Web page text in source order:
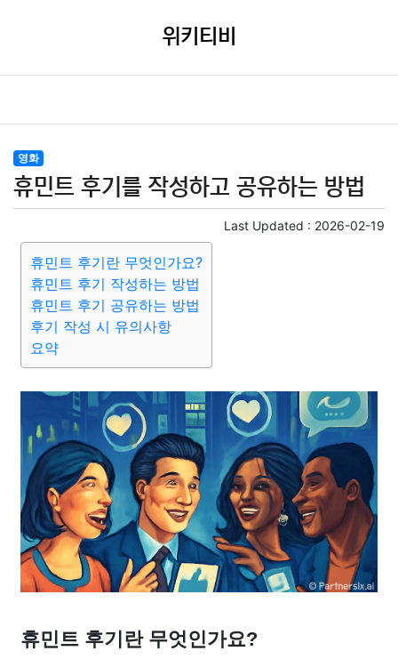
위키티비
영화
휴민트 후기를 작성하고 공유하는 방법
Last Updated : 2026-02-19
휴민트 후기란 무엇인가요?
휴민트 후기 작성하는 방법
휴민트 후기 공유하는 방법
후기 작성 시 유의사항
요약
휴민트 후기란 무엇인가요?